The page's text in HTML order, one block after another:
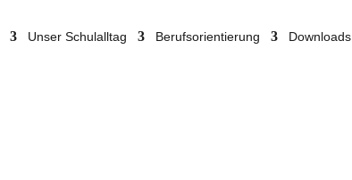
Unser Schulalltag Berufsorientierung Downloads